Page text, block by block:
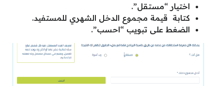
اختيار “مستقل”.
كتابة قيمة مجموع الدخل الشهري للمستفيد.
الضغط على تبويب “احسب”.